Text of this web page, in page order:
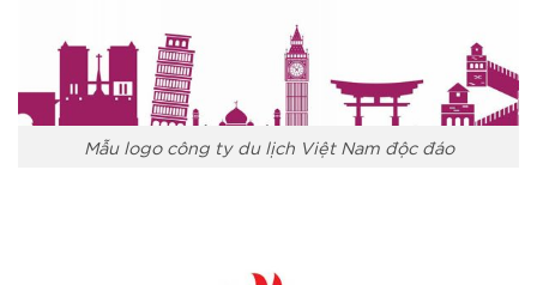
Mẫu logo công ty du lịch Việt Nam độc đáo